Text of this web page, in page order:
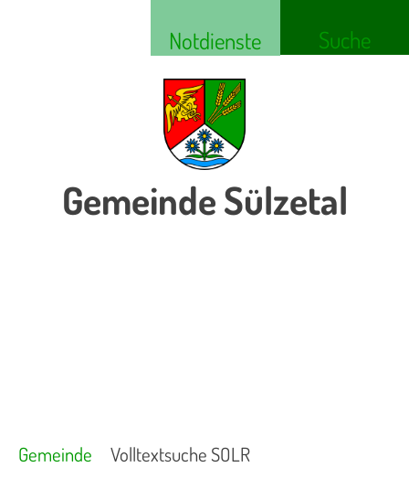
Notdienste Suche
Gemeinde Sülzetal
Gemeinde Volltextsuche SOLR